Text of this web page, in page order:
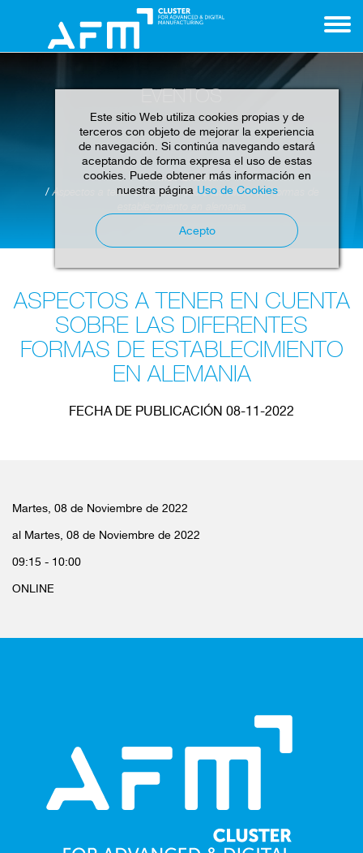
Este sitio Web utiliza cookies propias y de
terceros con objeto de mejorar la experiencia
de navegación. Si continúa navegando estará
aceptando de forma expresa el uso de estas
cookies. Puede obtener más información en
nuestra página Uso de Cookies
Acepto
EVENTOS
Home
Eventos
Aspectos a tener en cuenta sobre las diferentes formas de
ASPECTOS A TENER EN CUENTA
SOBRE LAS DIFERENTES
FORMAS DE ESTABLECIMIENTO
EN ALEMANIA
FECHA DE PUBLICACIÓN 08-11-2022
Martes, 08 de Noviembre de 2022
al Martes, 08 de Noviembre de 2022
09:15 - 10:00
ONLINE